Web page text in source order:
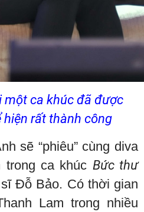
một ca khúc đã được
hiện rất thành công
sẽ “phiêu” cùng diva
trong ca khúc Bức thư
Đỗ Bảo. Có thời gian
Lam trong nhiều